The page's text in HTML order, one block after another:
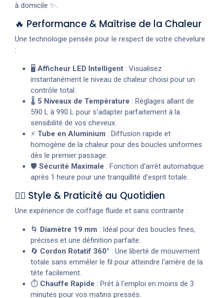
à domicile ✨.
🔥 Performance & Maîtrise de la Chaleur
Une technologie pensée pour le respect de votre chevelure
:
🖥️ Afficheur LED Intelligent : Visualisez
instantanément le niveau de chaleur choisi pour un
contrôle total.
🌡️ 5 Niveaux de Température : Réglages allant de
590 L à 990 L pour s'adapter parfaitement à la
sensibilité de vos cheveux.
⚡ Tube en Aluminium : Diffusion rapide et
homogène de la chaleur pour des boucles uniformes
dès le premier passage.
🛡️ Sécurité Maximale : Fonction d'arrêt automatique
après 1 heure pour une tranquillité d'esprit totale.
💇‍♀️ Style & Praticité au Quotidien
Une expérience de coiffage fluide et sans contrainte :
🌀 Diamètre 19 mm : Idéal pour des boucles fines,
précises et une définition parfaite.
🔄 Cordon Rotatif 360° : Une liberté de mouvement
totale sans emmêler le fil pour atteindre l'arrière de la
tête facilement.
⏱️ Chauffe Rapide : Prêt à l'emploi en moins de 3
minutes pour vos matins pressés.